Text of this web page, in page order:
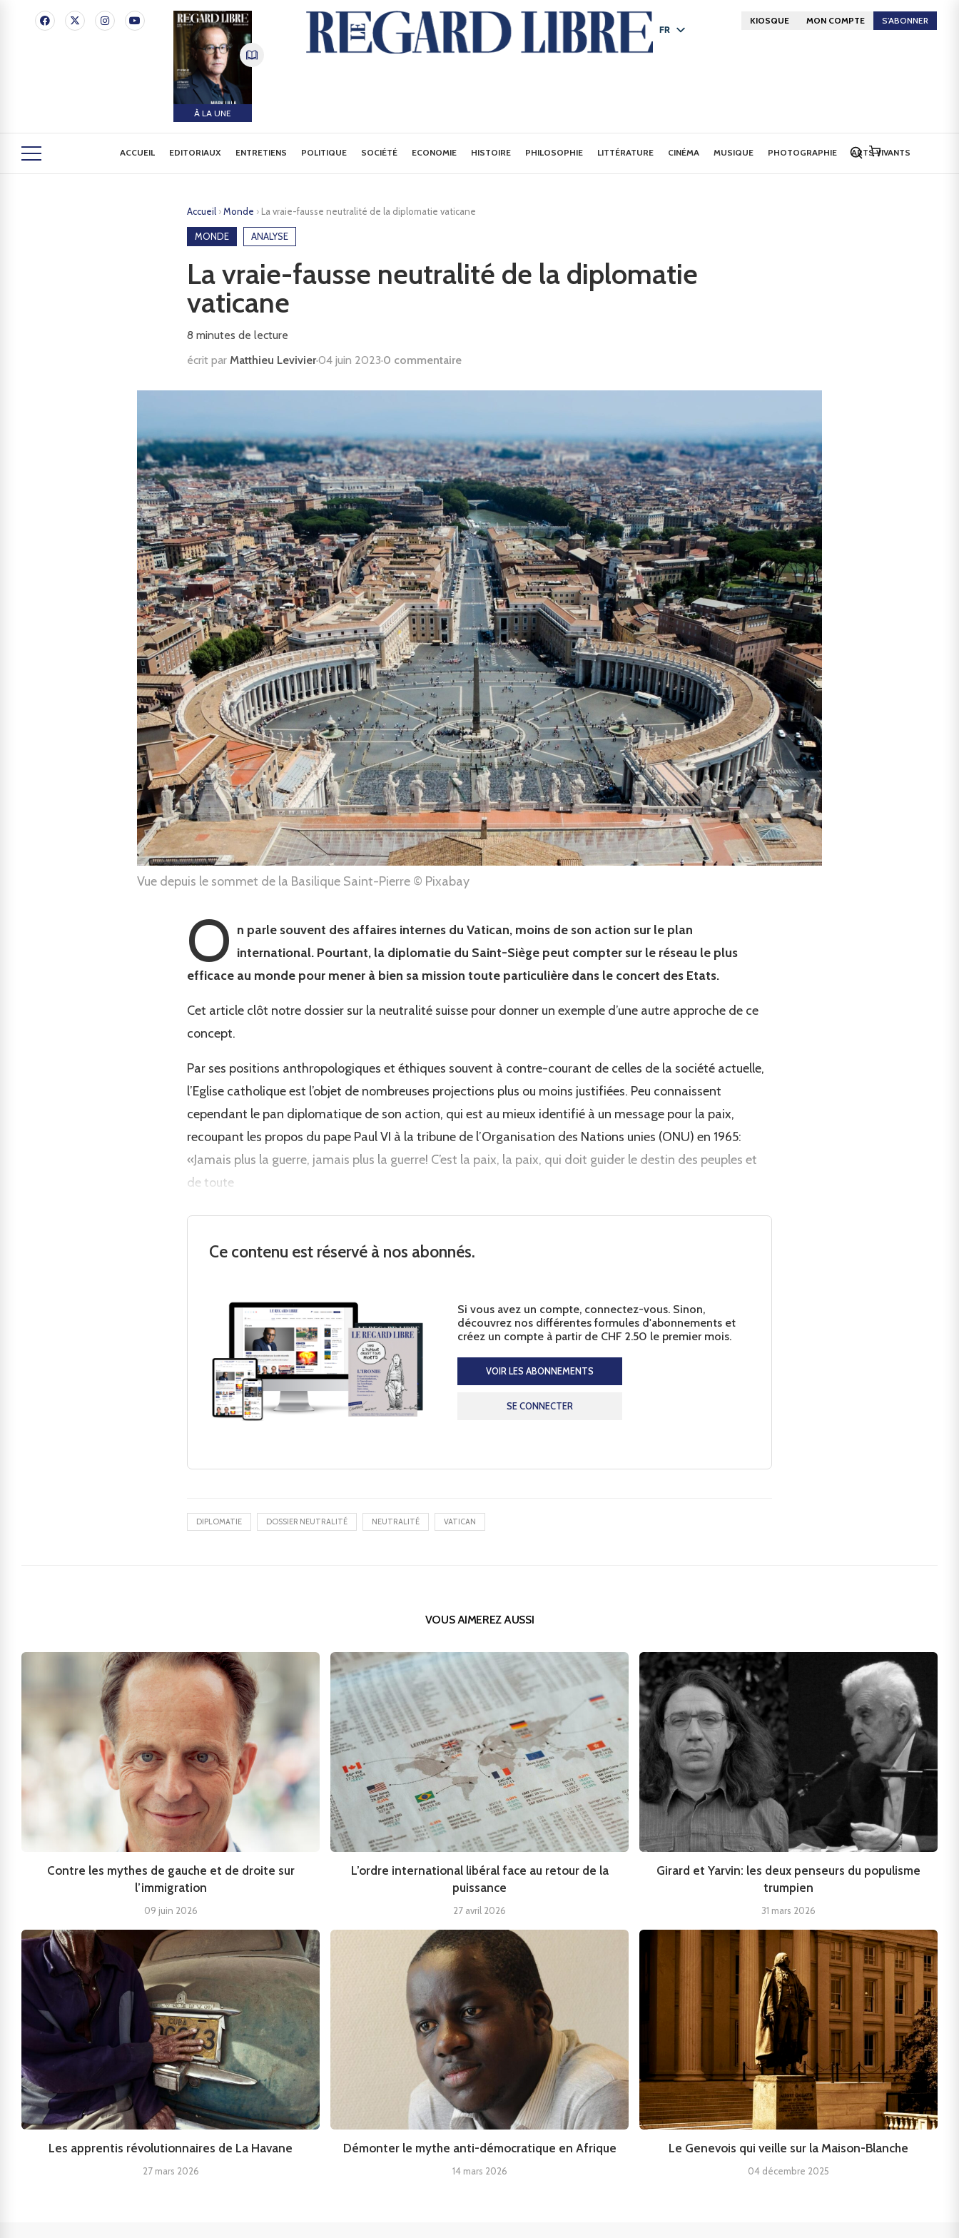
À LA UNE
FR
KIOSQUE MON COMPTE S'ABONNER
ACCUEIL EDITORIAUX ENTRETIENS POLITIQUE SOCIÉTÉ ECONOMIE HISTOIRE PHILOSOPHIE LITTÉRATURE CINÉMA MUSIQUE PHOTOGRAPHIE ARTS VIVANTS
Accueil ›Monde › La vraie-fausse neutralité de la diplomatie vaticane
MONDE ANALYSE
La vraie-fausse neutralité de la diplomatie
vaticane
8 minutes de lecture
écrit par Matthieu Levivier·04 juin 2023·0 commentaire
Vue depuis le sommet de la Basilique Saint-Pierre © Pixabay
O n parle souvent des affaires internes du Vatican, moins de son action sur le plan
international. Pourtant, la diplomatie du Saint-Siège peut compter sur le réseau le plus
efficace au monde pour mener à bien sa mission toute particulière dans le concert des Etats.
Cet article clôt notre dossier sur la neutralité suisse pour donner un exemple d’une autre approche de ce
concept.
Par ses positions anthropologiques et éthiques souvent à contre-courant de celles de la société actuelle,
l’Eglise catholique est l’objet de nombreuses projections plus ou moins justifiées. Peu connaissent
cependant le pan diplomatique de son action, qui est au mieux identifié à un message pour la paix,
recoupant les propos du pape Paul VI à la tribune de l’Organisation des Nations unies (ONU) en 1965:
«Jamais plus la guerre, jamais plus la guerre! C’est la paix, la paix, qui doit guider le destin des peuples et
de toute
Ce contenu est réservé à nos abonnés.
Si vous avez un compte, connectez-vous. Sinon,
découvrez nos différentes formules d'abonnements et
créez un compte à partir de CHF 2.50 le premier mois.
VOIR LES ABONNEMENTS
SE CONNECTER
DIPLOMATIE DOSSIER NEUTRALITÉ NEUTRALITÉ VATICAN
VOUS AIMEREZ AUSSI
Contre les mythes de gauche et de droite sur
l’immigration
09 juin 2026
L’ordre international libéral face au retour de la
puissance
27 avril 2026
Girard et Yarvin: les deux penseurs du populisme
trumpien
31 mars 2026
Les apprentis révolutionnaires de La Havane
27 mars 2026
Démonter le mythe anti-démocratique en Afrique
14 mars 2026
Le Genevois qui veille sur la Maison-Blanche
04 décembre 2025